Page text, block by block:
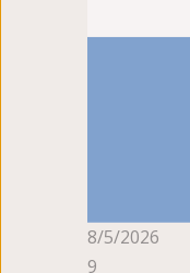
8/5/2026
9